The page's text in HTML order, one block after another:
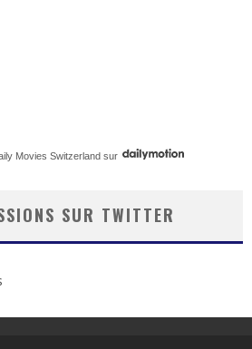
Movies Switzerland sur
SUR TWITTER